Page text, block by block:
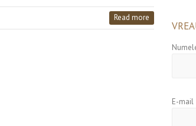
Read more
E-mail